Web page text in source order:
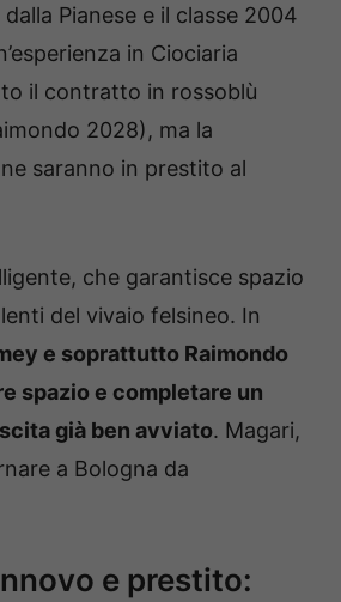
Pianese e il classe 2004
in Ciociaria
il contratto in rossoblù
2028), ma la
saranno in prestito al
che garantisce spazio
del vivaio felsineo. In
e soprattutto Raimondo
spazio e completare un
già ben avviato. Magari,
a Bologna da
e prestito: